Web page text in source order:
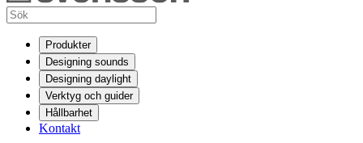
Produkter
Designing sounds
Designing daylight
Verktyg och guider
Hållbarhet
Kontakt